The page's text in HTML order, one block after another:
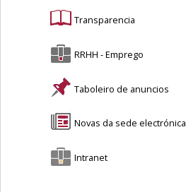
Transparencia
RRHH - Emprego
Taboleiro de anuncios
Novas da sede electrónica
Intranet